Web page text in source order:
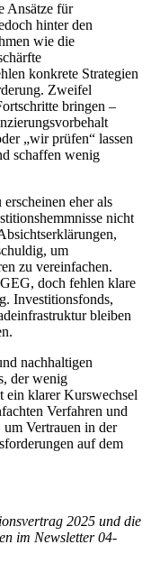
Ansätze für
hinter den
wie die
konkrete Strategien
Zweifel
bringen –
„wir prüfen“ lassen
schaffen wenig
eher als
nicht
um
zu vereinfachen.
doch fehlen klare
Investitionsfonds,
bleiben
nachhaltigen
der wenig
ein klarer Kurswechsel
Verfahren und
um Vertrauen in der
auf dem
2025 und die
im Newsletter 04-